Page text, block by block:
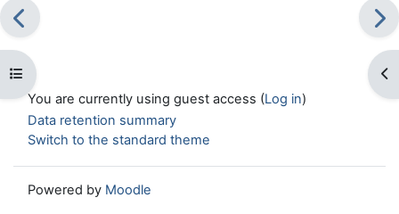
Open course index
You are currently using guest access (Log in)
Data retention summary
Switch to the standard theme
Powered by Moodle